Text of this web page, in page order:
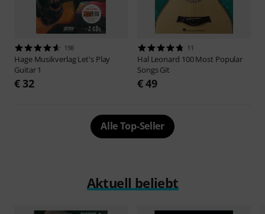
198
Hage MusikverlagLet's Play
Guitar 1
€ 32
11
Hal Leonard 100 Most Popular
Songs Git
€ 49
Alle Top-Seller
Aktuell beliebt